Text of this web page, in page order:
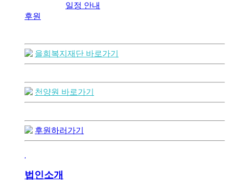
일정 안내
후원
을희복지재단 바로가기
천양원 바로가기
후원하러가기
법인소개